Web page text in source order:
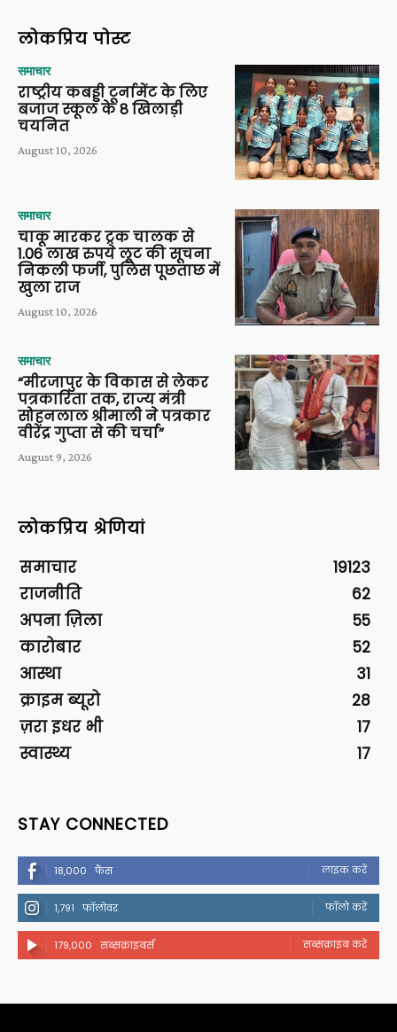
लोकप्रिय पोस्ट
समाचार
राष्ट्रीय कबड्डी टूर्नामेंट के लिए
बजाज स्कूल के 8 खिलाड़ी
चयनित
August 10, 2026
समाचार
चाकू मारकर ट्रक चालक से
1.06 लाख रुपये लूट की सूचना
निकली फर्जी, पुलिस पूछताछ में
खुला राज
August 10, 2026
समाचार
“मीरजापुर के विकास से लेकर
पत्रकारिता तक, राज्य मंत्री
सोहनलाल श्रीमाली ने पत्रकार
वीरेंद्र गुप्ता से की चर्चा”
August 9, 2026
लोकप्रिय श्रेणियां
समाचार
19123
राजनीति
62
अपना ज़िला
55
कारोबार
52
आस्था
31
क्राइम ब्यूरो
28
ज़रा इधर भी
17
स्वास्थ्य
17
STAY CONNECTED
18,000 फैंस लाइक करें
1,791 फॉलोवर फॉलो करें
179,000 सब्सक्राइबर्स सब्सक्राइब करें